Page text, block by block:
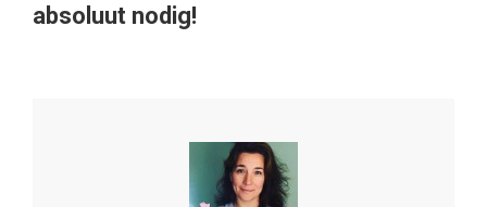
absoluut nodig!